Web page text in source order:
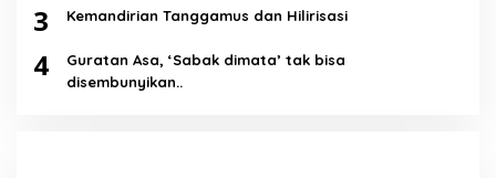
3 Kemandirian Tanggamus dan Hilirisasi
4
Guratan Asa, ‘Sabak dimata’ tak bisa
disembunyikan..